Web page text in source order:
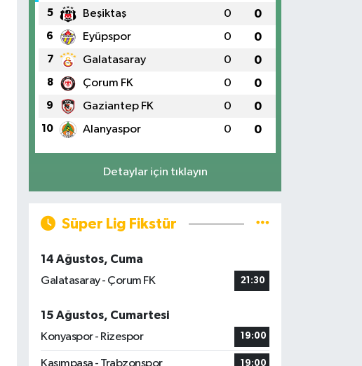
5 Beşiktaş 0 0
6 Eyüpspor 0 0
7 Galatasaray 0 0
8 Çorum FK 0 0
9 Gaziantep FK 0 0
10 Alanyaspor 0 0
Detaylar için tıklayın
Süper Lig Fikstür
14 Ağustos, Cuma
Galatasaray - Çorum FK
21:30
15 Ağustos, Cumartesi
Konyaspor - Rizespor
19:00
19:00